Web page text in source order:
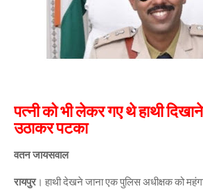
पत्नी को भी लेकर गए थे हाथी
उठाकर पटका
वतन जायसवाल
रायपुर। हाथी देखने जाना एक पुलिस अधीक्षक को